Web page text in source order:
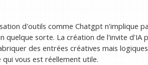
d'outils comme Chatgpt n'implique
quelque sorte. La création de l'invite
des entrées créatives mais
qui vous est réellement utile.